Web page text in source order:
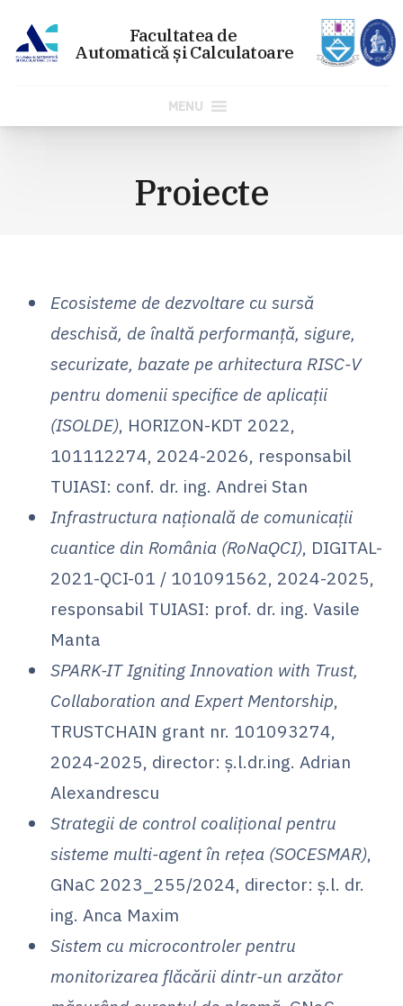
MENU
Proiecte
Ecosisteme de dezvoltare cu sursă
deschisă, de înaltă performanță, sigure,
securizate, bazate pe arhitectura RISC-V
pentru domenii specifice de aplicații
(ISOLDE), HORIZON-KDT 2022,
101112274, 2024-2026, responsabil
TUIASI: conf. dr. ing. Andrei Stan
Infrastructura națională de comunicații
cuantice din România (RoNaQCI), DIGITAL-
2021-QCI-01 / 101091562, 2024-2025,
responsabil TUIASI: prof. dr. ing. Vasile
Manta
SPARK-IT Igniting Innovation with Trust,
Collaboration and Expert Mentorship,
TRUSTCHAIN grant nr. 101093274,
2024-2025, director: ș.l.dr.ing. Adrian
Alexandrescu
Strategii de control coalițional pentru
sisteme multi-agent în rețea (SOCESMAR),
GNaC 2023_255/2024, director: ș.l. dr.
ing. Anca Maxim
Sistem cu microcontroler pentru
monitorizarea flăcării dintr-un arzător